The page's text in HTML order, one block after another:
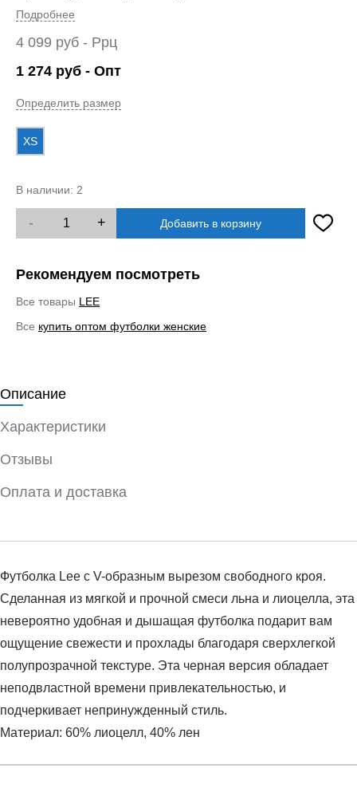
Подробнее
4 099 руб - Ррц
1 274 руб - Опт
Определить размер
XS
В наличии: 2
- + Добавить в корзину
Рекомендуем посмотреть
Все товары LEE
Все купить оптом футболки женские
Описание
Характеристики
Отзывы
Оплата и доставка
Футболка Lee с V-образным вырезом свободного кроя.
Сделанная из мягкой и прочной смеси льна и лиоцелла, эта
невероятно удобная и дышащая футболка подарит вам
ощущение свежести и прохлады благодаря сверхлегкой
полупрозрачной текстуре. Эта черная версия обладает
неподвластной времени привлекательностью, и
подчеркивает непринужденный стиль.
Материал: 60% лиоцелл, 40% лен